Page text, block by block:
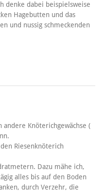
denke dabei beispielsweise
Hagebutten und das
und nussig schmeckenden
Knöterichgewächse (
Riesenknöterich
Dazu mähe ich,
alles bis auf den Boden
durch Verzehr, die